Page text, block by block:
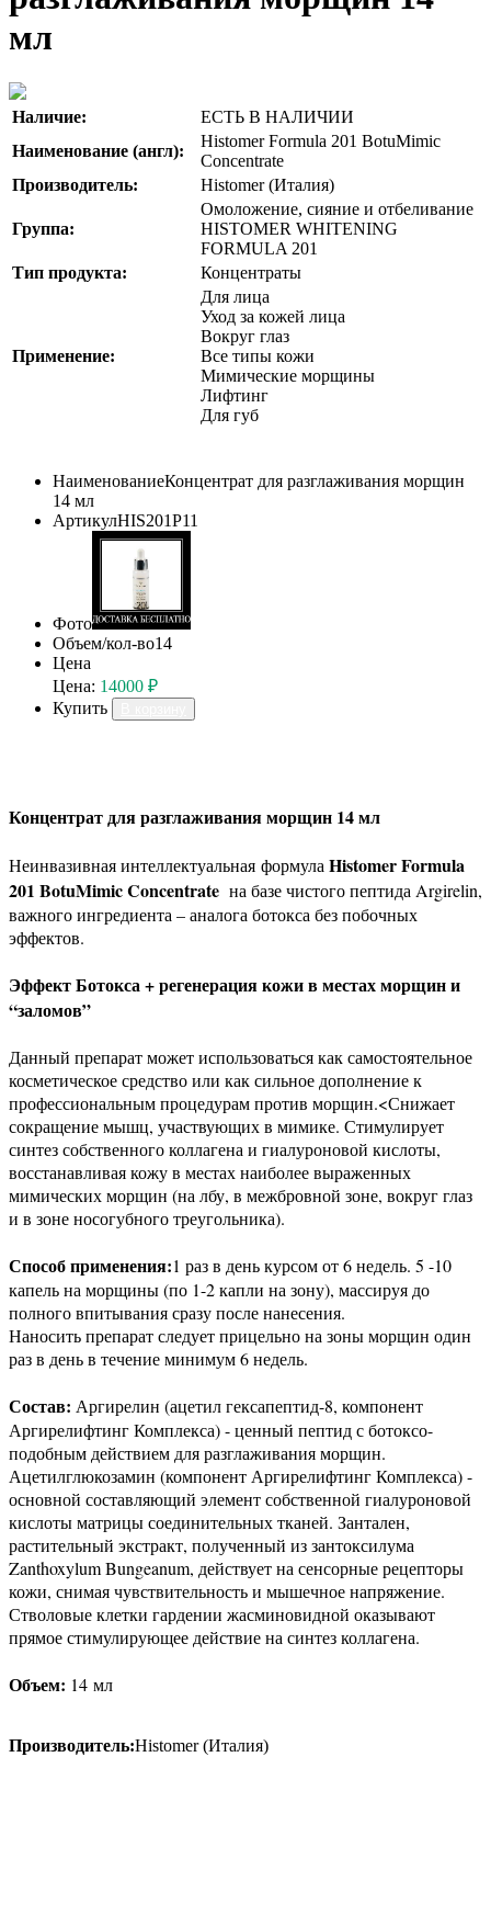
мл
Наличие:
ЕСТЬ В НАЛИЧИИ
Наименование (англ):
Histomer Formula 201 BotuMimic
Concentrate
Производитель:
Histomer (Италия)
Группа:
Омоложение, сияние и отбеливание
HISTOMER WHITENING
FORMULA 201
Тип продукта:
Концентраты
Применение:
Для лица
Уход за кожей лица
Вокруг глаз
Все типы кожи
Мимические морщины
Лифтинг
Для губ
НаименованиеКонцентрат для разглаживания морщин
14 мл
АртикулHIS201P11
Фото
Объем/кол-во14
Цена
Цена: 14000 ₽
Купить
Концентрат для разглаживания морщин 14 мл
Неинвазивная интеллектуальная формулаHistomer Formula
201 BotuMimic Concentrate на базе чистого пептида Argirelin,
важного ингредиента – аналога ботокса без побочных
эффектов.
Эффект Ботокса + регенерация кожи в местах морщин и
“заломов”
Данный препарат может использоваться как самостоятельное
косметическое средство или как сильное дополнение к
профессиональным процедурам против морщин.<Снижает
сокращение мышц, участвующих в мимике. Стимулирует
синтез собственного коллагена и гиалуроновой кислоты,
восстанавливая кожу в местах наиболее выраженных
мимических морщин (на лбу, в межбровной зоне, вокруг глаз
и в зоне носогубного треугольника).
Способ применения:1 раз в день курсом от 6 недель. 5 -10
капель на морщины (по 1-2 капли на зону), массируя до
полного впитывания сразу после нанесения.
Наносить препарат следует прицельно на зоны морщин один
раз в день в течение минимум 6 недель.
Состав: Аргирелин (ацетил гексапептид-8, компонент
Аргирелифтинг Комплекса) - ценный пептид с ботоксо-
подобным действием для разглаживания морщин.
Ацетилглюкозамин (компонент Аргирелифтинг Комплекса) -
основной составляющий элемент собственной гиалуроновой
кислоты матрицы соединительных тканей. Зантален,
растительный экстракт, полученный из зантоксилума
Zanthoxylum Bungeanum, действует на сенсорные рецепторы
кожи, снимая чувствительность и мышечное напряжение.
Стволовые клетки гардении жасминовидной оказывают
прямое стимулирующее действие на синтез коллагена.
Объем: 14 мл
Производитель:Histomer (Италия)